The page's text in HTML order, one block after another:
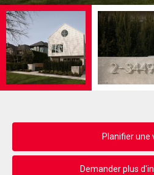
Planifier une
Demander plus